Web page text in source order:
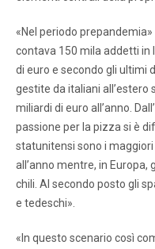
«Nel periodo
contava 150 mila addetti in
di euro e secondo gli ultimi
gestite da italiani all’estero
miliardi di euro all’anno.
passione per la pizza si è
statunitensi sono i
all’anno mentre, in Europa,
chili. Al secondo posto gli
e tedeschi».
«In questo scenario così